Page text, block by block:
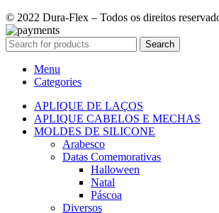
© 2022 Dura-Flex – Todos os direitos
Search
Menu
Categories
APLIQUE DE LAÇOS
APLIQUE CABELOS E MECHAS
MOLDES DE SILICONE
Arabesco
Datas Comemorativas
Halloween
Natal
Páscoa
Diversos